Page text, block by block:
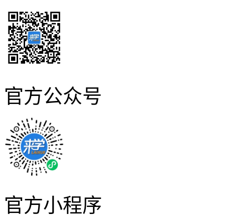
官方公众号
官方小程序